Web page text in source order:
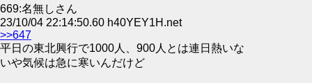
669:名無しさん
23/10/04 22:14:50.60 h40YEY1H.net
>>647
平日の東北興行で1000人、900人とは連日熱いな
いや気候は急に寒いんだけど